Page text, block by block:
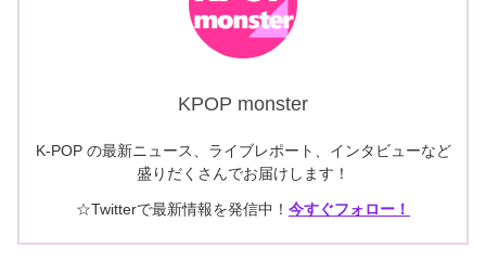
KPOP monster
K-POP の最新ニュース、ライブレポート、インタビューなど
盛りだくさんでお届けします！
☆Twitterで最新情報を発信中！ 今すぐフォロー！